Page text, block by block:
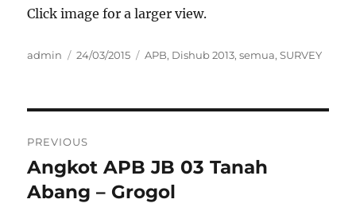
Click image for a larger view.
Author
admin
Posted
24/03/2015 Categories
APB, Dishub 2013,semua,SURVEY
navigation
PREVIOUS
Previous
post:
Angkot APB JB 03 Tanah
Abang – Grogol